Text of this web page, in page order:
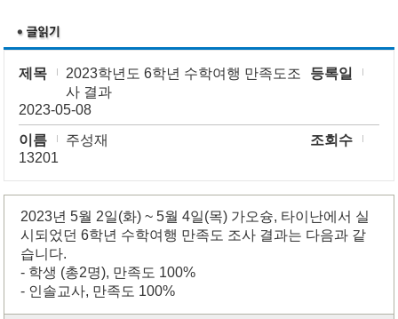
제목
2023학년도 6학년 수학여행 만족도조
사 결과
등록일
2023-05-08
이름
주성재
조회수
13201
2023년 5월 2일(화) ~ 5월 4일(목) 가오슝, 타이난에서 실
시되었던 6학년 수학여행 만족도 조사 결과는 다음과 같
습니다.
- 학생 (총2명), 만족도 100%
- 인솔교사, 만족도 100%